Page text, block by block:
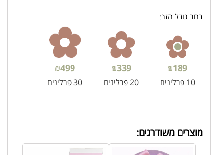
בחר גודל הזר:
₪189
10 פרלינים
₪339
20 פרלינים
₪499
30 פרלינים
מוצרים משודרגים: